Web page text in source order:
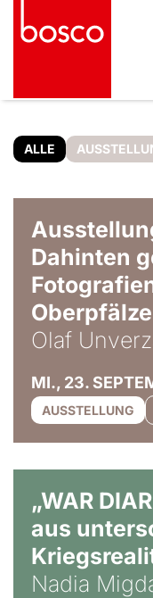
ALLE
Dahinten
Olaf
MI., 23.
AUSSTELLUNG
„WAR
aus
Nadia